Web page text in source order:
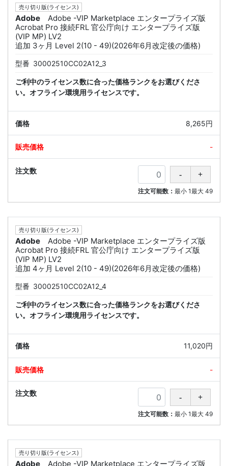
売り切り版(ライセンス)
Adobe
Adobe -VIP Marketplace エンタープライズ版
Acrobat Pro 接続FRL 官公庁向け エンタープライズ版
(VIP MP) LV2
追加 3ヶ月 Level 2(10 - 49)(2026年6月改定後の価格)
型番 30002510CC02A12_3
ご利中のライセンス数に合った価格ランクをお選びくださ
い。オフライン環境用ライセンスです。
8,265円
-
注文可能数： 最小 1最大 49
売り切り版(ライセンス)
Adobe
Adobe -VIP Marketplace エンタープライズ版
Acrobat Pro 接続FRL 官公庁向け エンタープライズ版
(VIP MP) LV2
追加 4ヶ月 Level 2(10 - 49)(2026年6月改定後の価格)
型番 30002510CC02A12_4
ご利中のライセンス数に合った価格ランクをお選びくださ
い。オフライン環境用ライセンスです。
11,020円
-
注文可能数： 最小 1最大 49
売り切り版(ライセンス)
Adobe
Adobe -VIP Marketplace エンタープライズ版